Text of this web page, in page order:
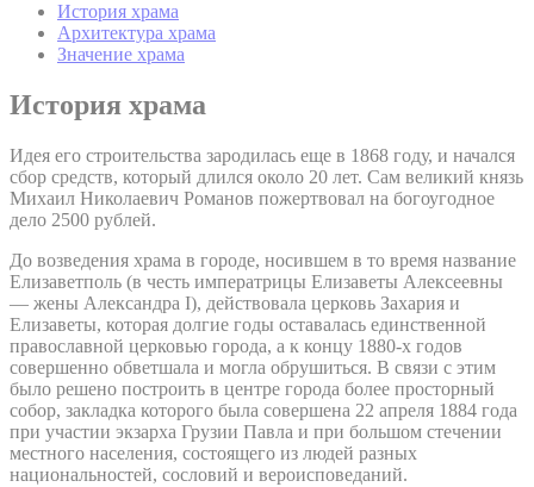
История храма
Архитектура храма
Значение храма
История храма
Идея его строительства зародилась еще в 1868 году, и начался
сбор средств, который длился около 20 лет. Сам великий князь
Михаил Николаевич Романов пожертвовал на богоугодное
дело 2500 рублей.
До возведения храма в городе, носившем в то время название
Елизаветполь (в честь императрицы Елизаветы Алексеевны
— жены Александра I), действовала церковь Захария и
Елизаветы, которая долгие годы оставалась единственной
православной церковью города, а к концу 1880-х годов
совершенно обветшала и могла обрушиться. В связи с этим
было решено построить в центре города более просторный
собор, закладка которого была совершена 22 апреля 1884 года
при участии экзарха Грузии Павла и при большом стечении
местного населения, состоящего из людей разных
национальностей, сословий и вероисповеданий.